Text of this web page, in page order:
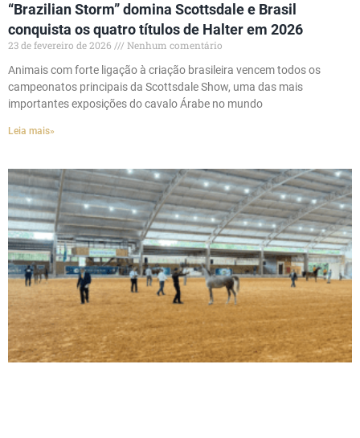
“Brazilian Storm” domina Scottsdale e Brasil
conquista os quatro títulos de Halter em 2026
23 de fevereiro de 2026
Nenhum comentário
Animais com forte ligação à criação brasileira vencem todos os
campeonatos principais da Scottsdale Show, uma das mais
importantes exposições do cavalo Árabe no mundo
Leia mais»